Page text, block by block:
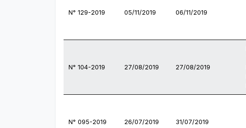
N° 129-2019 05/11/2019 06/11/2019
N° 104-2019 27/08/2019 27/08/2019
N° 095-2019 26/07/2019 31/07/2019